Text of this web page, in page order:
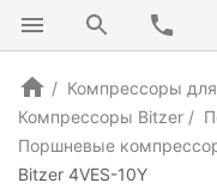
Компрессоры для
Компрессоры Bitzer
Поршневые
Bitzer 4VES-10Y